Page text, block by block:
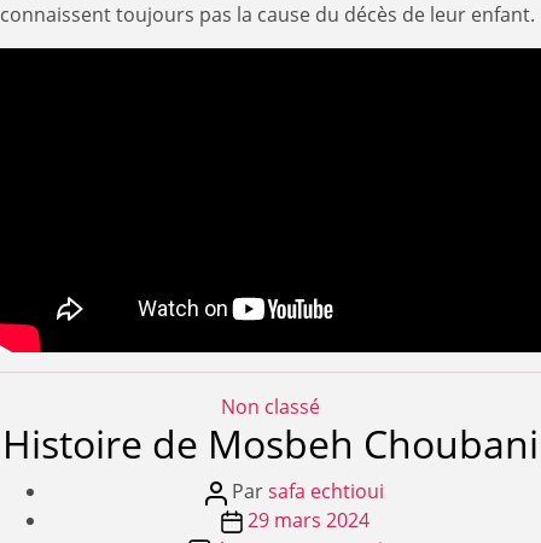
connaissent toujours pas la cause du décès de leur enfant.
Catégories
Non classé
Histoire de Mosbeh Choubani
Auteur
de
Parsafa echtioui
Date29 mars 2024